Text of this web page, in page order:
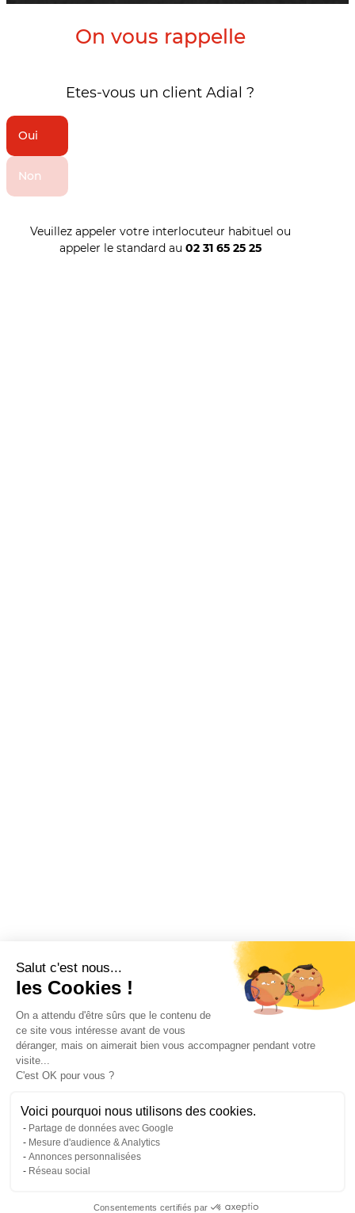
Salut c'est nous...
les Cookies !
On a attendu d'être sûrs que le contenu de
ce site vous intéresse avant de vous
déranger, mais on aimerait bien vous accompagner pendant votre
visite...
C'est OK pour vous ?
Voici pourquoi nous utilisons des cookies.
Partage de données avec Google
Mesure d'audience & Analytics
Annonces personnalisées
Réseau social
Consentements certifiés par
On vous rappelle
Etes-vous un client Adial ?
Oui
Non
Veuillez appeler votre interlocuteur habituel ou
appeler le standard au 02 31 65 25 25